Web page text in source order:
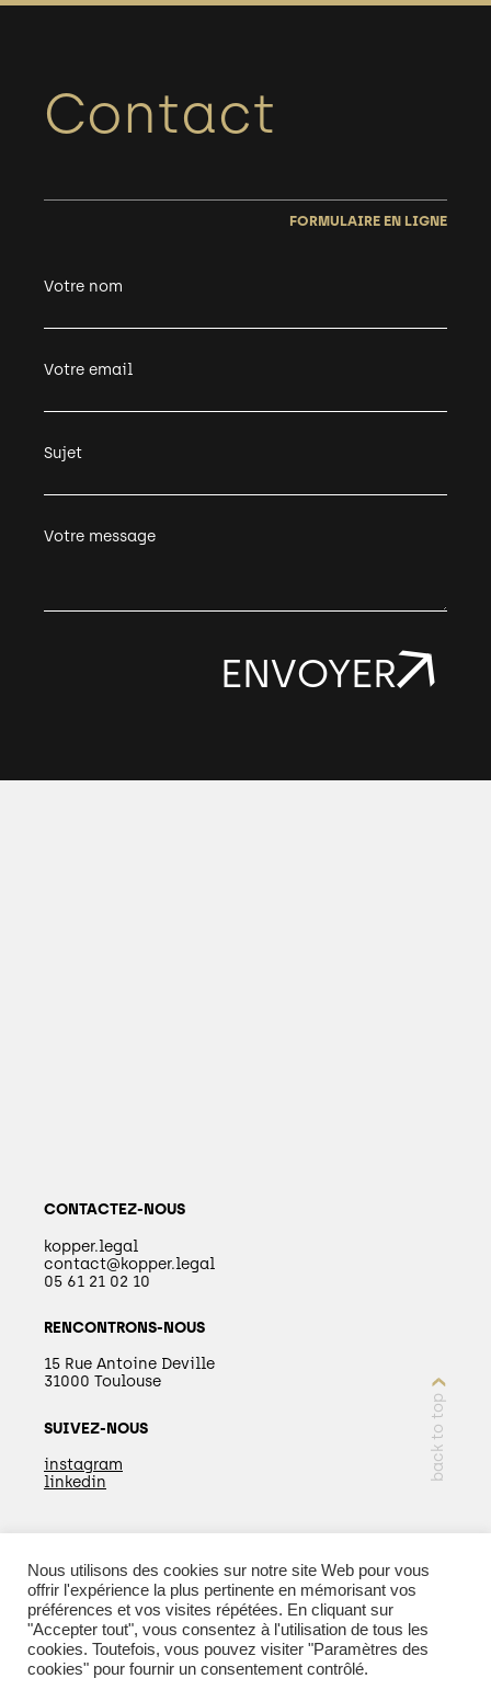
Contact
FORMULAIRE EN LIGNE
Votre nom
Votre email
Sujet
Votre message
CONTACTEZ-NOUS
kopper.legal
contact@kopper.legal
05 61 21 02 10
RENCONTRONS-NOUS
15 Rue Antoine Deville
31000 Toulouse
SUIVEZ-NOUS
instagram
linkedin
EN SAVOIR PLUS
back to top
Nous utilisons des cookies sur notre site Web pour vous
offrir l'expérience la plus pertinente en mémorisant vos
préférences et vos visites répétées. En cliquant sur
"Accepter tout", vous consentez à l'utilisation de tous les
cookies. Toutefois, vous pouvez visiter "Paramètres des
cookies" pour fournir un consentement contrôlé.